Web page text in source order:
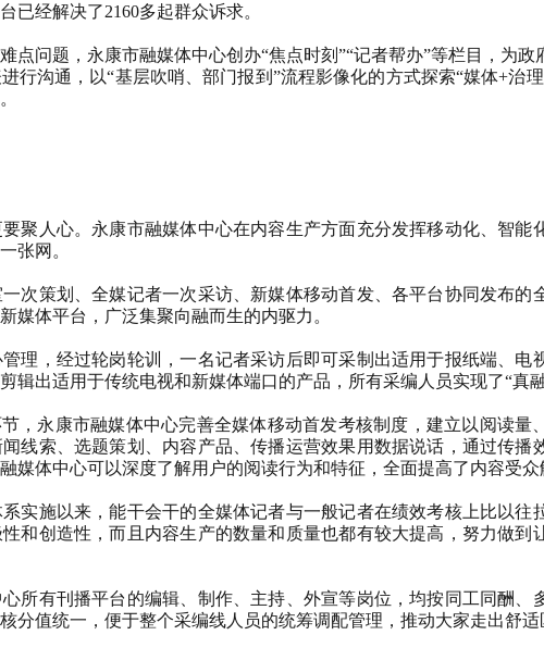
已经解决了2160多起群众诉求。
点问题，永康市融媒体中心创办“焦点时刻”“记者帮办”等栏目，为
行沟通，以“基层吹哨、部门报到”流程影像化的方式探索“媒体+治
聚人心。永康市融媒体中心在内容生产方面充分发挥移动化、智能
张网。
次策划、全媒记者一次采访、新媒体移动首发、各平台协同发布的
媒体平台，广泛集聚向融而生的内驱力。
理，经过轮岗轮训，一名记者采访后即可采制出适用于报纸端、电
辑出适用于传统电视和新媒体端口的产品，所有采编人员实现了“真
，永康市融媒体中心完善全媒体移动首发考核制度，建立以阅读量
线索、选题策划、内容产品、传播运营效果用数据说话，通过传播
媒体中心可以深度了解用户的阅读行为和特征，全面提高了内容受众
实施以来，能干会干的全媒体记者与一般记者在绩效考核上比以往
和创造性，而且内容生产的数量和质量也都有较大提高，努力做到
所有刊播平台的编辑、制作、主持、外宣等岗位，均按同工同酬、
分值统一，便于整个采编线人员的统筹调配管理，推动大家走出舒适